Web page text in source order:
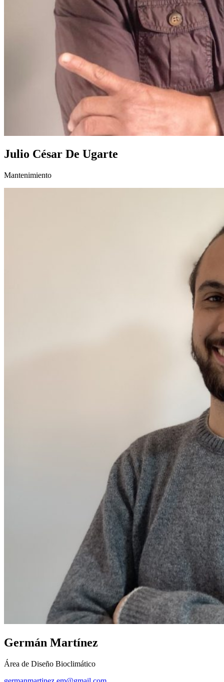
Julio César De Ugarte
Mantenimiento
Germán Martínez
Área de Diseño Bioclimático